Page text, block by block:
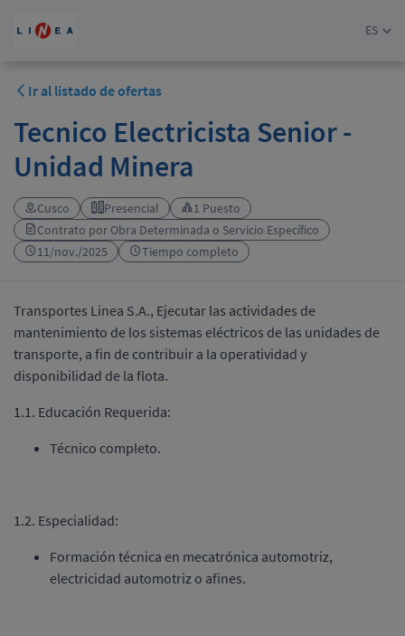
ES
Ir al listado de ofertas
Tecnico Electricista Senior -
Unidad Minera
Cusco Presencial
1 Puesto
Contrato por Obra Determinada o Servicio Específico
11/nov./2025
Tiempo completo
Transportes Linea S.A., Ejecutar las actividades de
mantenimiento de los sistemas eléctricos de las unidades de
transporte, a fin de contribuir a la operatividad y
disponibilidad de la flota.
1.1. Educación Requerida:
Técnico completo.
1.2. Especialidad:
Formación técnica en mecatrónica automotriz,
electricidad automotriz o afines.